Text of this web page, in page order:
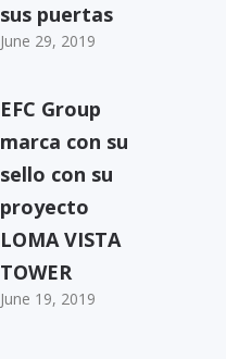
sus puertas
June 29, 2019
EFC Group
marca con su
sello con su
proyecto
LOMA VISTA
TOWER
June 19, 2019